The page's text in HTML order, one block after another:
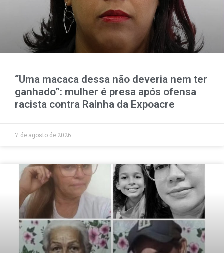
“Uma macaca dessa não deveria nem ter
ganhado”: mulher é presa após ofensa
racista contra Rainha da Expoacre
7 de agosto de 2026